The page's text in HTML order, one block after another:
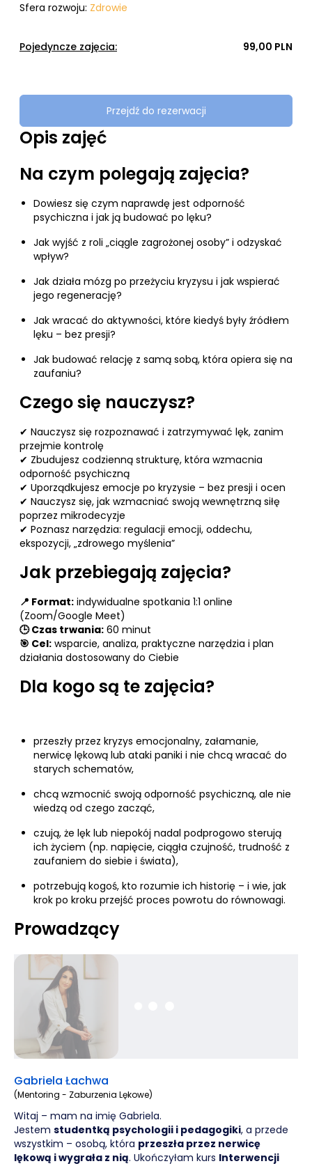
Sfera rozwoju: Zdrowie
Pojedyncze zajęcia: 99,00 PLN
Przejdź do rezerwacji
Opis zajęć
Na czym polegają zajęcia?
Dowiesz się czym naprawdę jest odporność
psychiczna i jak ją budować po lęku?
Jak wyjść z roli „ciągle zagrożonej osoby” i odzyskać
wpływ?
Jak działa mózg po przeżyciu kryzysu i jak wspierać
jego regenerację?
Jak wracać do aktywności, które kiedyś były źródłem
lęku – bez presji?
Jak budować relację z samą sobą, która opiera się na
zaufaniu?
Czego się nauczysz?
✔ Nauczysz się rozpoznawać i zatrzymywać lęk, zanim
przejmie kontrolę
✔ Zbudujesz codzienną strukturę, która wzmacnia
odporność psychiczną
✔ Uporządkujesz emocje po kryzysie – bez presji i ocen
✔ Nauczysz się, jak wzmacniać swoją wewnętrzną siłę
poprzez mikrodecyzje
✔ Poznasz narzędzia: regulacji emocji, oddechu,
ekspozycji, „zdrowego myślenia”
Jak przebiegają zajęcia?
📍 Format: indywidualne spotkania 1:1 online
(Zoom/Google Meet)
🕒 Czas trwania: 60 minut
🎯 Cel: wsparcie, analiza, praktyczne narzędzia i plan
działania dostosowany do Ciebie
Dla kogo są te zajęcia?
przeszły przez kryzys emocjonalny, załamanie,
nerwicę lękową lub ataki paniki i nie chcą wracać do
starych schematów,
chcą wzmocnić swoją odporność psychiczną, ale nie
wiedzą od czego zacząć,
czują, że lęk lub niepokój nadal podprogowo sterują
ich życiem (np. napięcie, ciągła czujność, trudność z
zaufaniem do siebie i świata),
potrzebują kogoś, kto rozumie ich historię – i wie, jak
krok po kroku przejść proces powrotu do równowagi.
Prowadzący
Gabriela Łachwa
(Mentoring - Zaburzenia Lękowe)
Witaj – mam na imię Gabriela.
Jestem studentką psychologii i pedagogiki, a przede
wszystkim – osobą, która przeszła przez nerwicę
lękową i wygrała z nią. Ukończyłam kurs Interwencji